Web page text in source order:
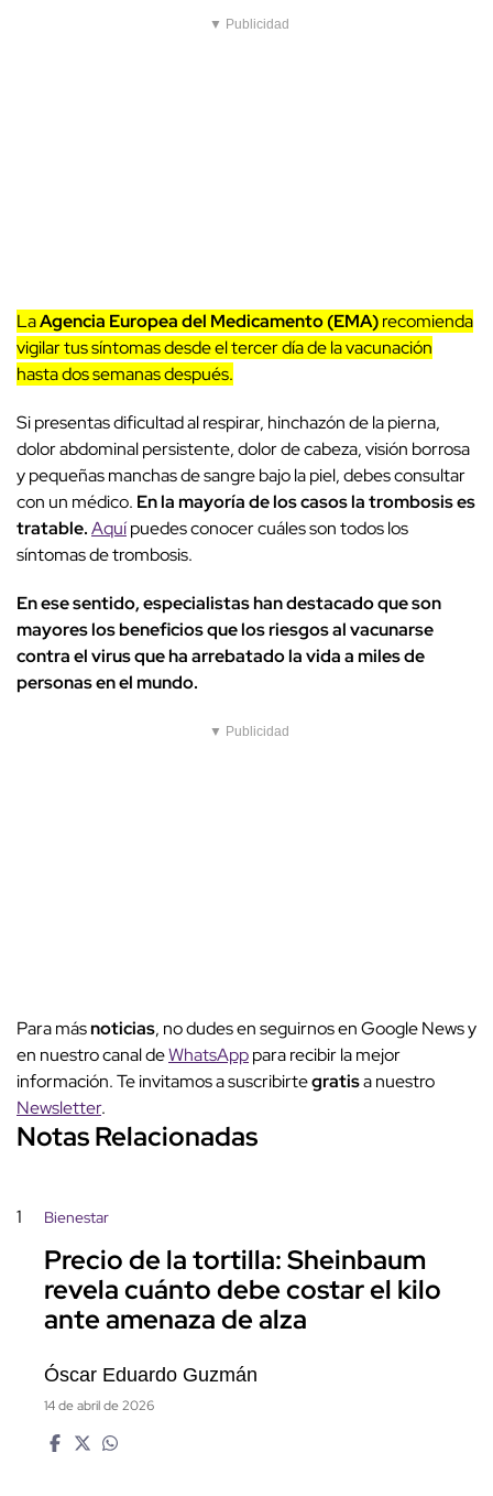
▼ Publicidad
LaAgencia Europea del Medicamento (EMA)recomienda
vigilar tus síntomas desde el tercer día de la vacunación
hasta dos semanas después.
Si presentas dificultad al respirar, hinchazón de la pierna,
dolor abdominal persistente, dolor de cabeza, visión borrosa
y pequeñas manchas de sangre bajo la piel, debes consultar
con un médico. En la mayoría de los casos la trombosis es
tratable.Aquípuedes conocer cuáles son todos los
síntomas de trombosis.
En ese sentido, especialistas han destacado que son
mayores los beneficios que los riesgos al vacunarse
contra el virus que ha arrebatado la vida a miles de
personas en el mundo.
▼ Publicidad
Para másnoticias, no dudes en seguirnos en Google News y
en nuestro canal deWhatsApppara recibir la mejor
información. Te invitamos a suscribirtegratisa nuestro
Newsletter.
Notas Relacionadas
1 Bienestar
Precio de la tortilla: Sheinbaum
revela cuánto debe costar el kilo
ante amenaza de alza
Óscar Eduardo Guzmán
14 de abril de 2026